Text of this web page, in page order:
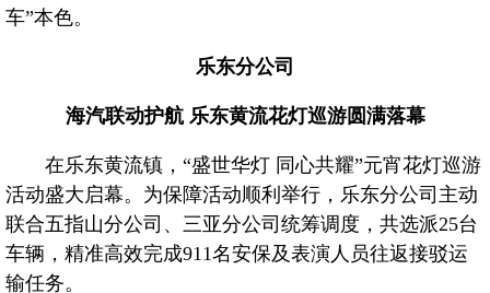
党建
车”本色。
乐东分公司
海汽联动护航 乐东黄流花灯巡游圆满落幕
在乐东黄流镇，“盛世华灯 同心共耀”元宵花灯巡游
活动盛大启幕。为保障活动顺利举行，乐东分公司主动
联合五指山分公司、三亚分公司统筹调度，共选派25台
车辆，精准高效完成911名安保及表演人员往返接驳运
输任务。